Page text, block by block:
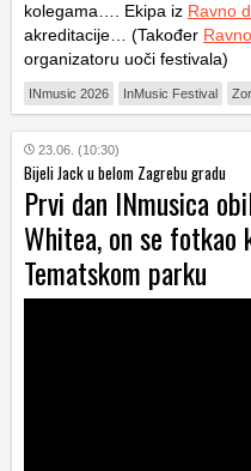
kolegama…. Ekipa iz Ravno
akreditacije… (Također
organizatoru uoči festivala)
INmusic 2026 InMusic Festival
23.06. (10:30)
Bijeli Jack u belom Zagrebu gradu
Prvi dan INmusica
Whitea, on se fotkao
Tematskom parku